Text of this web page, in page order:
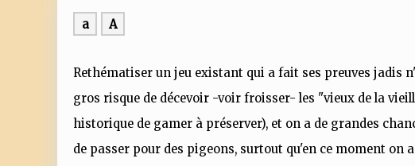
a A
Rethématiser un jeu existant qui a fait ses preuves jadis
gros risque de décevoir -voir froisser- les "vieux de la
historique de gamer à préserver), et on a de grandes
de passer pour des pigeons, surtout qu'en ce moment